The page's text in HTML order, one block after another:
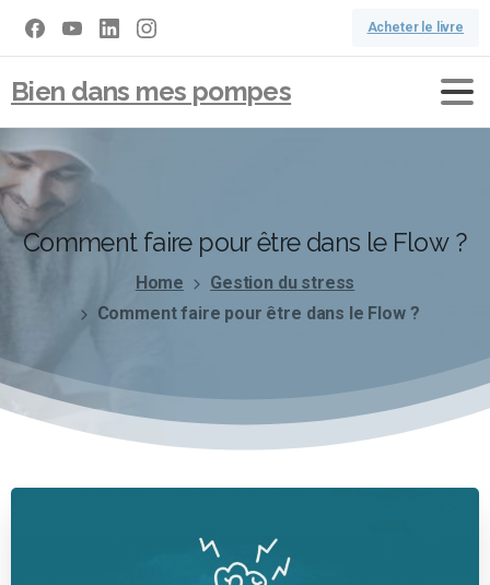
Acheter le livre
Bien dans mes pompes
Comment faire pour être dans le Flow ?
Home
Gestion du stress
Comment faire pour être dans le Flow ?